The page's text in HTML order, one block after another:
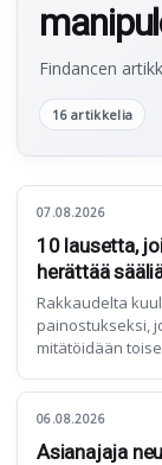
Findancen
16 artikkelia
07.08.2026
10 lausetta,
herättää
Rakkaudelta
painostukseksi,
mitätöidään
06.08.2026
Asianajaja